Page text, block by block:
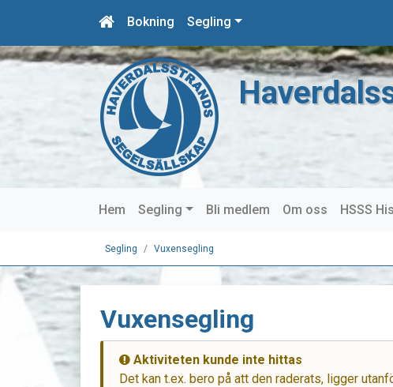
Bokning Segling
Hem Segling Bli medlem Om oss HSSS
Segling Vuxensegling
Vuxensegling
Aktiviteten kunde inte hittas
Det kan t.ex. bero på att den raderats, ligger